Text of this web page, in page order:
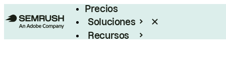
Precios
Soluciones
Recursos